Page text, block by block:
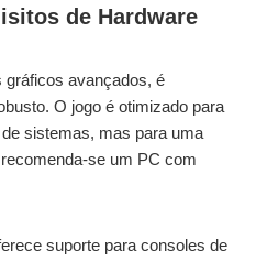
de Hardware
gráficos avançados, é
O jogo é otimizado para
sistemas, mas para uma
se um PC com
suporte para consoles de